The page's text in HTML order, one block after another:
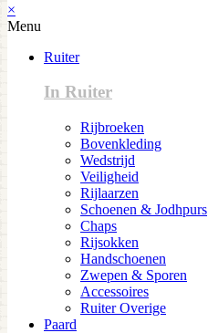
×
Menu
Ruiter
In Ruiter
Rijbroeken
Bovenkleding
Wedstrijd
Veiligheid
Rijlaarzen
Schoenen & Jodhpurs
Chaps
Rijsokken
Handschoenen
Zwepen & Sporen
Accessoires
Ruiter Overige
Paard